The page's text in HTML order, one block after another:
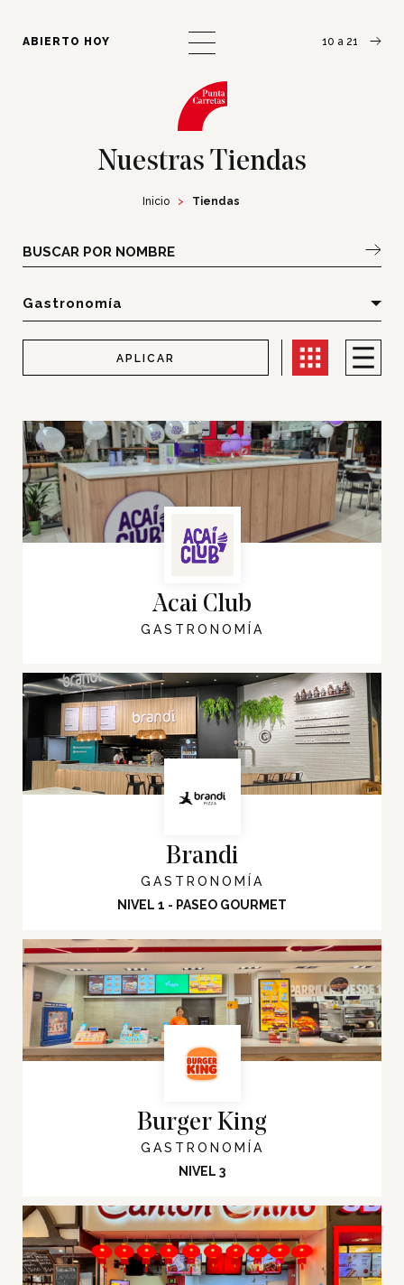
¿Cómo llegar? Escribinos
ABIERTO HOY 10 a 21
Inicio Tiendas
Nuestras Tiendas
BUSCAR POR NOMBRE
APLICAR
Acai Club
GASTRONOMÍA
Brandi
GASTRONOMÍA
NIVEL 1 - PASEO GOURMET
Burger King
GASTRONOMÍA
NIVEL 3